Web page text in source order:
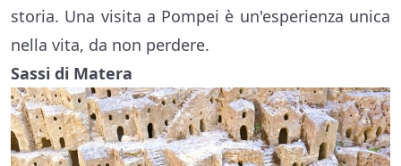
storia. Una visita a Pompei è un'esperienza unica
nella vita, da non perdere.
Sassi di Matera